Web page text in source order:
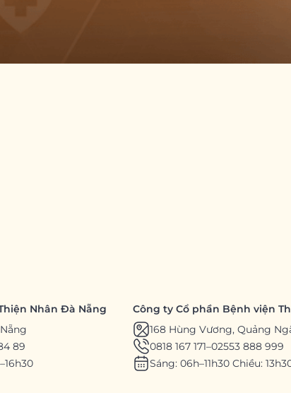
Nhân Đà Nẵng
89
Công ty Cổ phần Bệnh viện
168 Hùng Vương, Quảng
0818 167 171–02553 888 999
Sáng: 06h–11h30 Chiều: